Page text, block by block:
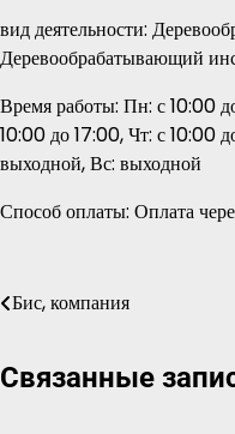
вид деятельности:
Деревообрабатывающий
Время работы: Пн: с 10:00
10:00 до 17:00, Чт: с 10:00
выходной, Вс: выходной
Способ оплаты: Оплата
Навигация
записям
Бис, компания
Связанные